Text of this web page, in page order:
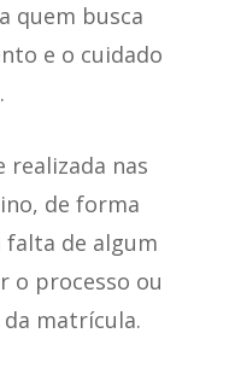
quem busca
e o cuidado
realizada nas
, de forma
falta de algum
o processo ou
matrícula.